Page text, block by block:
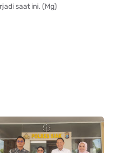
saat ini. (Mg)